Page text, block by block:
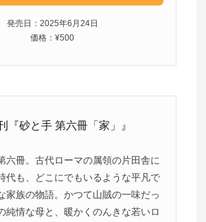
発売日：2025年6月24日
価格：¥500
『砂と手 第六冊「家」』
六冊。古代ローマの属領の片田舎に
代も、どこにでもいるような平凡で
家族の物語。かつて山賊の一味だっ
純情な母と、暖かくのんきな若いロ